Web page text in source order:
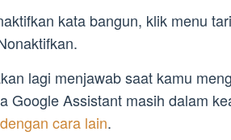
kata bangun, klik menu
lagi menjawab saat kamu
Google Assistant masih dalam
dengan cara lain.